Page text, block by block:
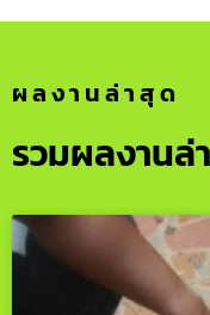
ผลงานล่าสุด
รวมผลงานล่